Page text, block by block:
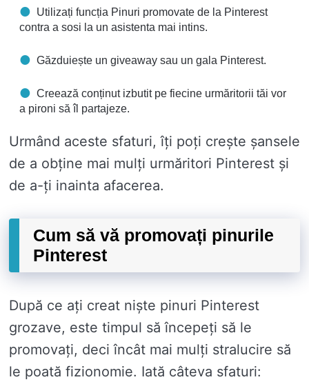
Utilizați funcția Pinuri promovate de la Pinterest
contra a sosi la un asistenta mai intins.
Găzduiește un giveaway sau un gala Pinterest.
Creează conținut izbutit pe fiecine urmăritorii tăi vor
a pironi să îl partajeze.
Urmând aceste sfaturi, îți poți crește șansele
de a obține mai mulți urmăritori Pinterest și
de a-ți inainta afacerea.
Cum să vă promovați pinurile
Pinterest
După ce ați creat niște pinuri Pinterest
grozave, este timpul să începeți să le
promovați, deci încât mai mulți stralucire să
le poată fizionomie. Iată câteva sfaturi: